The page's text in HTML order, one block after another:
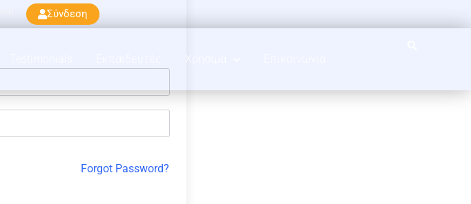
Σύνδεση
Χρήσιμα
Forgot Password?